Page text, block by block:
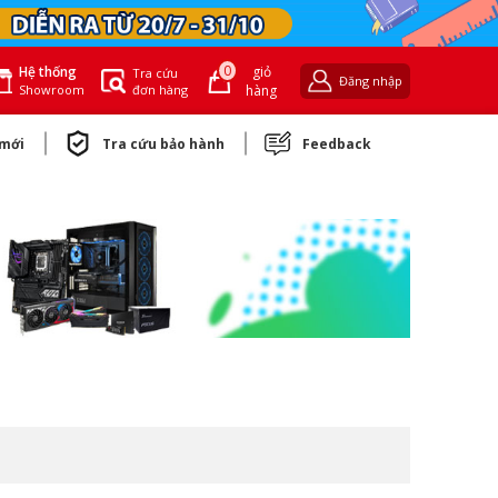
Hệ thống
Showroom
Tra cứu
đơn hàng
0
giỏ
hàng
Đăng nhập
Tra cứu bảo hành Feedback